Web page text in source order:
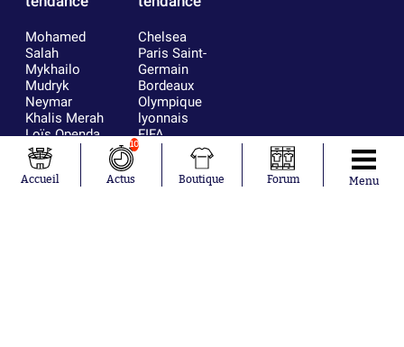
Mohamed
Salah
Mykhailo
Mudryk
Neymar
Khalis Merah
Loïs Openda
Moussa
Niakhaté
Nicolás
Chelsea
Paris Saint-
Germain
Bordeaux
Olympique
lyonnais
FIFA
Real Madrid
RC Strasbourg
AC Milan
Accueil
10
Actus Boutique Forum Menu